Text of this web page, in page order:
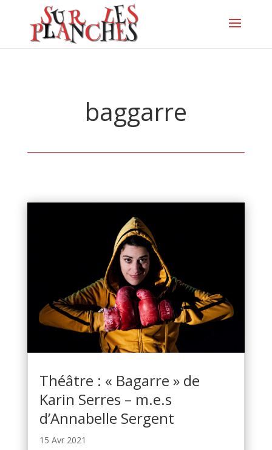
baggarre
Théâtre : « Bagarre » de
Karin Serres – m.e.s
d’Annabelle Sergent
15 Avr 2021